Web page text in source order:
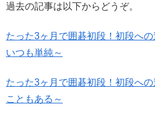
過去の記事は以下からどうぞ。
たった3ヶ月で囲碁初段！初段へ
いつも単純～
たった3ヶ月で囲碁初段！初段へ
こともある～